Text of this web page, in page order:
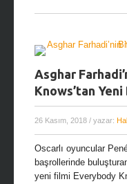
Asghar
Knows’tan Yeni
26 Kasım, 2018 / yazar:
Oscarlı oyuncular
başrollerinde
yeni filmi Everybody